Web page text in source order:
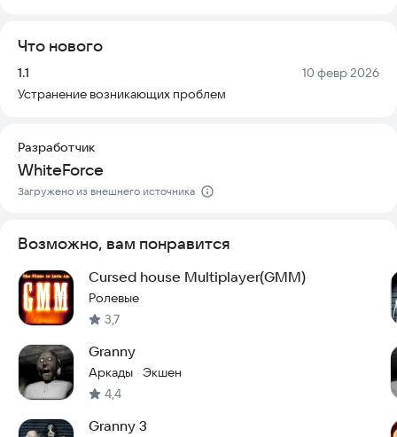
дополнительным контентом. Иногда ваш персонаж
неожиданных поворотов. Желаем вам отлично провести
время в этом увлекательном приключении!
Что нового
Версия:
1.1 Дата:
10 февр 2026
Устранение возникающих проблем
Разработчик
WhiteForce
Загружено из внешнего источника
Возможно, вам понравится
Cursed house Multiplayer(GMM)
Ролевые
3,7
Granny
Аркады · Экшен
4,4
Granny 3